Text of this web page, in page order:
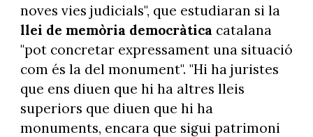
noves vies judicials", que estudiaran si la
llei de memòria democràtica catalana
"pot concretar expressament una situació
com és la del monument". "Hi ha juristes
que ens diuen que hi ha altres lleis
superiors que diuen que hi ha
monuments, encara que sigui patrimoni